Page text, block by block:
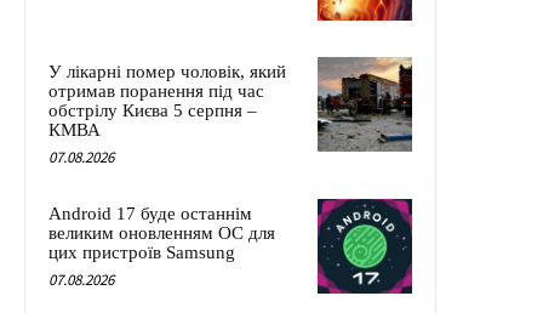
У лікарні помер чоловік, який
отримав поранення під час
обстрілу Києва 5 серпня –
КМВА
07.08.2026
Android 17 буде останнім
великим оновленням ОС для
цих пристроїв Samsung
07.08.2026